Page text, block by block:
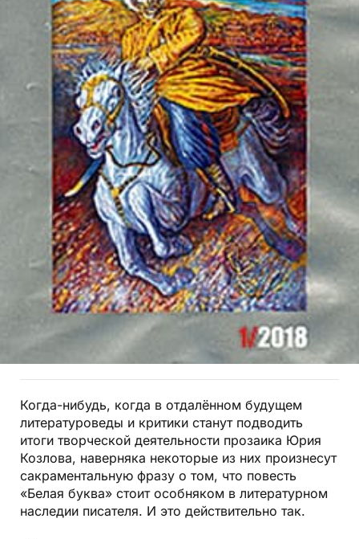
Когда-нибудь, когда в отдалённом будущем
литературоведы и критики станут подводить
итоги творческой деятельности прозаика Юрия
Козлова, наверняка некоторые из них произнесут
сакраментальную фразу о том, что повесть
«Белая буква» стоит особняком в литературном
наследии писателя. И это действительно так.